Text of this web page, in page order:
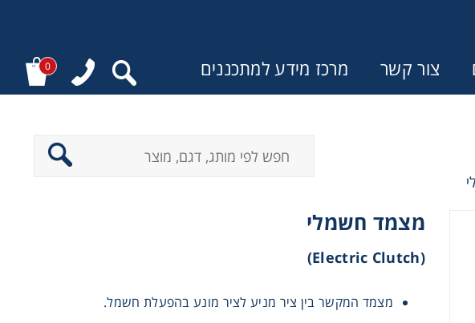
צור קשר מרכז מידע למתכננים 0
מצמד חשמלי
(Electric Clutch)
מצמד המקשר בין ציר מניע לציר מונע בהפעלת חשמל.
עבור: